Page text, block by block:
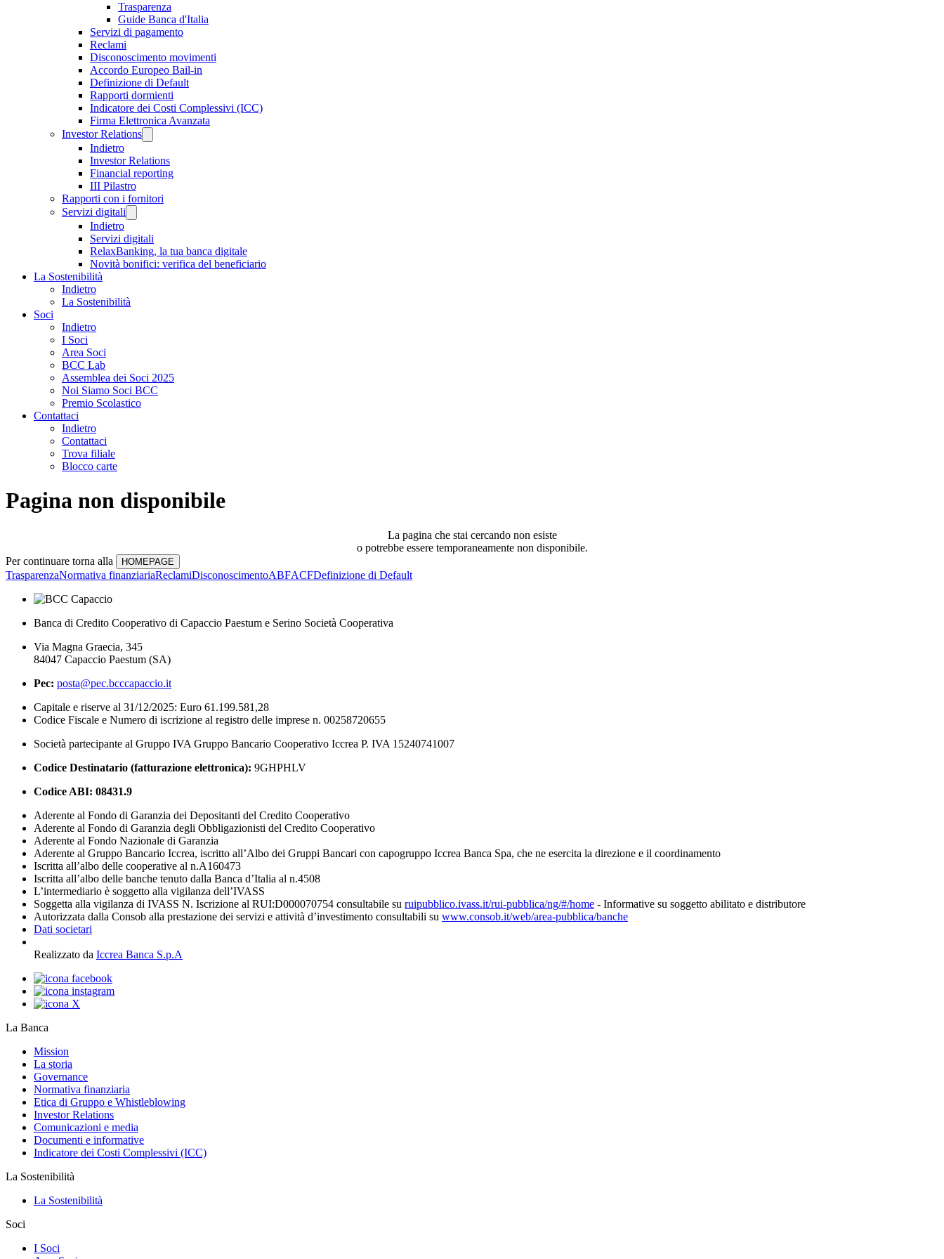
Trasparenza
Guide Banca d'Italia
Servizi di pagamento
Reclami
Disconoscimento movimenti
Accordo Europeo Bail-in
Definizione di Default
Rapporti dormienti
Indicatore dei Costi Complessivi (ICC)
Firma Elettronica Avanzata
Investor Relations
Indietro
Investor Relations
Financial reporting
III Pilastro
Rapporti con i fornitori
Servizi digitali
Indietro
Servizi digitali
RelaxBanking, la tua banca digitale
Novità bonifici: verifica del beneficiario
La Sostenibilità
Indietro
La Sostenibilità
Soci
Indietro
I Soci
Area Soci
BCC Lab
Assemblea dei Soci 2025
Noi Siamo Soci BCC
Premio Scolastico
Contattaci
Indietro
Contattaci
Trova filiale
Blocco carte
Pagina non disponibile
La pagina che stai cercando non esiste
o potrebbe essere temporaneamente non disponibile.
Per continuare torna alla
TrasparenzaNormativa finanziariaReclamiDisconoscimentoABFACFDefinizione di Default
Banca di Credito Cooperativo di Capaccio Paestum e Serino Società Cooperativa
Via Magna Graecia, 345
84047 Capaccio Paestum (SA)
Pec: posta@pec.bcccapaccio.it
Capitale e riserve al 31/12/2025: Euro 61.199.581,28
Codice Fiscale e Numero di iscrizione al registro delle imprese n. 00258720655
Società partecipante al Gruppo IVA Gruppo Bancario Cooperativo Iccrea P. IVA 15240741007
Codice Destinatario (fatturazione elettronica): 9GHPHLV
Codice ABI: 08431.9
Aderente al Fondo di Garanzia dei Depositanti del Credito Cooperativo
Aderente al Fondo di Garanzia degli Obbligazionisti del Credito Cooperativo
Aderente al Fondo Nazionale di Garanzia
Aderente al Gruppo Bancario Iccrea, iscritto all’Albo dei Gruppi Bancari con capogruppo Iccrea Banca Spa, che ne esercita la direzione e il coordinamento
Iscritta all’albo delle cooperative al n.A160473
Iscritta all’albo delle banche tenuto dalla Banca d’Italia al n.4508
L’intermediario è soggetto alla vigilanza dell’IVASS
Soggetta alla vigilanza di IVASS N. Iscrizione al RUI:D000070754 consultabile su ruipubblico.ivass.it/rui-pubblica/ng/#/home - Informative su soggetto abilitato e distributore
Autorizzata dalla Consob alla prestazione dei servizi e attività d’investimento consultabili su www.consob.it/web/area-pubblica/banche
Dati societari
Realizzato da Iccrea Banca S.p.A
La Banca
Mission
La storia
Governance
Normativa finanziaria
Etica di Gruppo e Whistleblowing
Investor Relations
Comunicazioni e media
Documenti e informative
Indicatore dei Costi Complessivi (ICC)
La Sostenibilità
La Sostenibilità
Soci
I Soci